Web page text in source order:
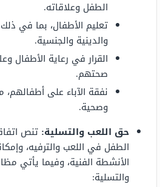
الطفل وعلاقاته.
تعليم الأطفال، بما في ذلك
والدينية والجنسية.
القرار في رعاية الأطفال
صحتهم.
نفقة الآباء على
وصحية.
حق اللعب والتسلية: تنص
الطفل في اللعب والترفيه،
الأنشطة الفنية، وفيما يأتي
والتسلية: